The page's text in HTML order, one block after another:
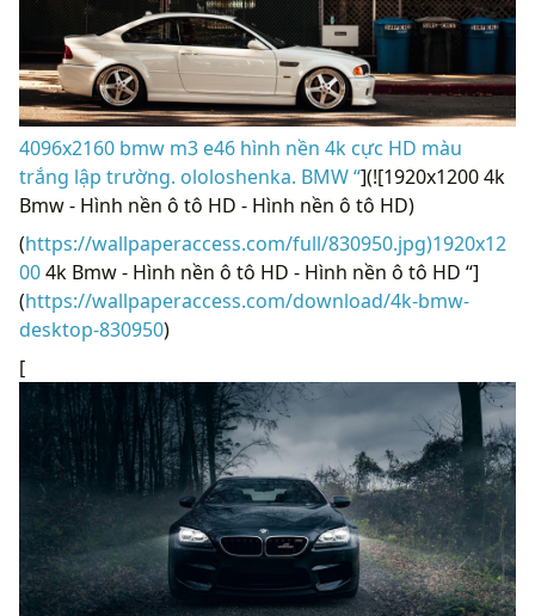
4096x2160 bmw m3 e46 hình nền 4k cực HD màu
trắng lập trường. ololoshenka. BMW “](![1920x1200 4k
Bmw - Hình nền ô tô HD - Hình nền ô tô HD)
(https://wallpaperaccess.com/full/830950.jpg)1920x12
004k Bmw - Hình nền ô tô HD - Hình nền ô tô HD “]
(https://wallpaperaccess.com/download/4k-bmw-
desktop-830950)
[